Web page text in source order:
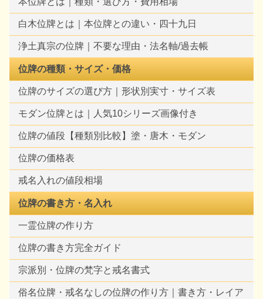
白木位牌とは｜本位牌との違い・四十九日
浄土真宗の位牌｜不要な理由・法名軸/過去帳
位牌の種類・サイズ・価格
位牌のサイズの選び方｜形状別実寸・サイズ表
モダン位牌とは｜人気10シリーズ画像付き
位牌の値段【種類別比較】塗・唐木・モダン
位牌の価格表
戒名入れの値段相場
位牌の書き方・名入れ
一霊位牌の作り方
位牌の書き方完全ガイド
宗派別・位牌の梵字と戒名書式
俗名位牌・戒名なしの位牌の作り方｜書き方・レイア